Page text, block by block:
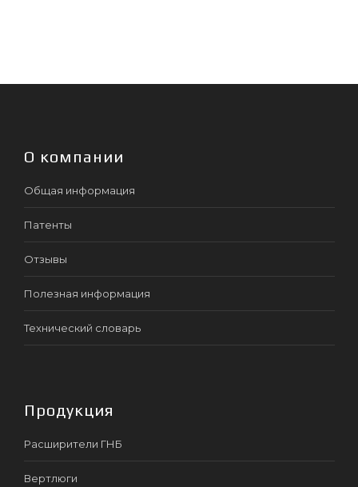
О компании
Общая информация
Патенты
Отзывы
Полезная информация
Технический словарь
Продукция
Расширители ГНБ
Вертлюги